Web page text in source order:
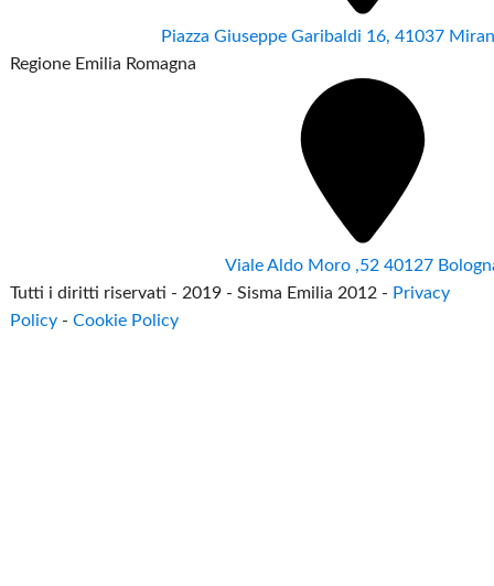
Piazza Giuseppe Garibaldi 16, 41037
Regione Emilia Romagna
Viale Aldo Moro ,52 40127
Tutti i diritti riservati - 2019 - Sisma Emilia 2012 - Privacy
Policy -Cookie Policy